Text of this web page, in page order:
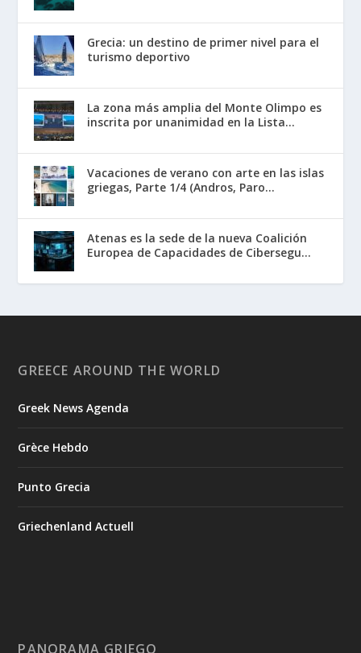
Grecia: un destino de primer nivel para el
turismo deportivo
La zona más amplia del Monte Olimpo es
inscrita por unanimidad en la Lista...
Vacaciones de verano con arte en las islas
griegas, Parte 1/4 (Andros, Paro...
Atenas es la sede de la nueva Coalición
Europea de Capacidades de Cibersegu...
GREECE AROUND THE WORLD
Greek News Agenda
Grèce Hebdo
Punto Grecia
Griechenland Actuell
PANORAMA GRIEGO